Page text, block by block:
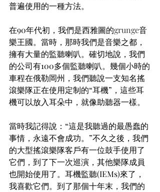
普遍使用的一種方法。
在90年代初，我們是西雅圖的grunge音
樂王國。當時，那時我們是音樂之都，
擁有大量的監聽喇叭。確切地說，我們
的公司有100多個監聽喇叭。幾個小時的
車程在俄勒岡州，我們聽說一支知名搖
滾樂隊正在使用定制的“耳機”，這些耳
機可以放入耳朵中，就像助聽器一樣。
當時我記得說：“這是我聽過的最愚蠢的
事情，永遠不會成功。”不久之後，我們
的大型搖滾樂隊客戶有一位鼓手使用了
它們，到了下一次巡演，其他樂隊成員
也開始使用了。耳機監聽(IEMs)來了，
我喜歡它們。到了那個十年末，我們的